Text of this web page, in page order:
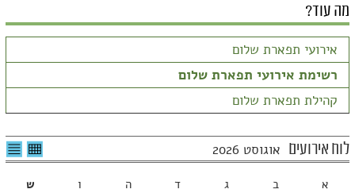
מה עוד?
אירועי תפארת שלום
רשימת אירועי תפארת שלום
קהילת תפארת שלום
לוח אירועים אוגוסט 2026 לצפיה
בטבלה
א ב ג ד ה ו
ש